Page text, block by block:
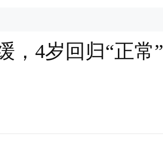
，4岁回归“正常”